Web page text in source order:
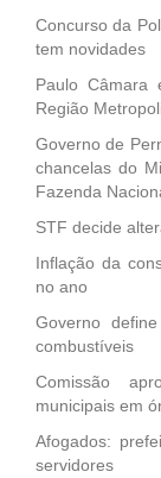
Concurso da
tem novidades
Paulo Câmara
Região
Governo de
chancelas do
Fazenda
STF decide
Inflação da
no ano
Governo
combustíveis
Comissão
municipais em
Afogados:
servidores